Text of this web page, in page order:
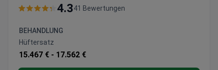
Spezialisiert auf komplexe orthopädische Fälle,
Bietet umfassende internationale
Patientenbetreuung mit übersetzten Berichten
und 24/7-Hotline
4.341 Bewertungen
BEHANDLUNG
Hüftersatz
15.467 € - 17.562 €